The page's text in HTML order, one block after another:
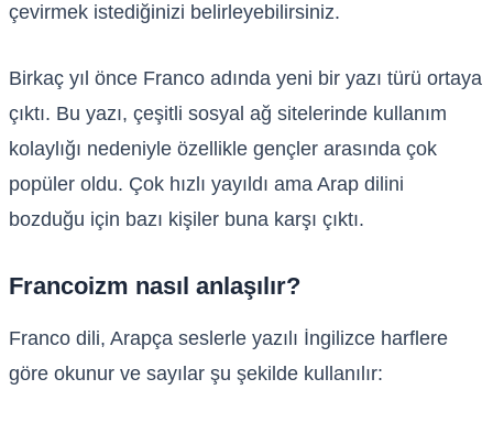
çevirmek istediğinizi belirleyebilirsiniz.
Birkaç yıl önce Franco adında yeni bir yazı türü ortaya
çıktı. Bu yazı, çeşitli sosyal ağ sitelerinde kullanım
kolaylığı nedeniyle özellikle gençler arasında çok
popüler oldu. Çok hızlı yayıldı ama Arap dilini
bozduğu için bazı kişiler buna karşı çıktı.
Francoizm nasıl anlaşılır?
Franco dili, Arapça seslerle yazılı İngilizce harflere
göre okunur ve sayılar şu şekilde kullanılır: